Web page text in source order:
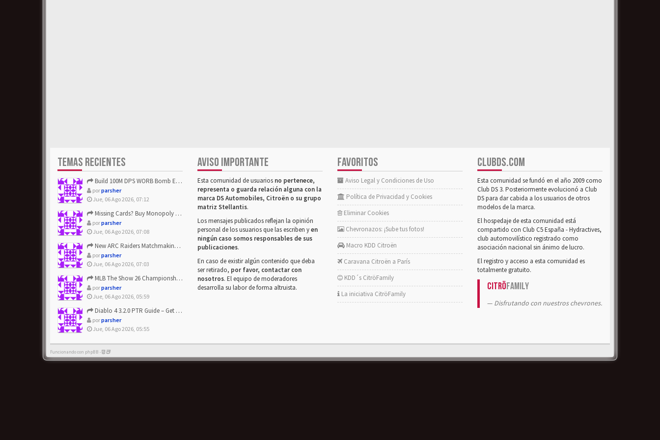
TEMAS RECIENTES
Build 100M DPS WORB Bomb Elementalist Fast - Grab POE Curren...
porparsher
Jue, 06 Ago 2026, 07:12
Missing Cards? Buy Monopoly Go Happy Harvest with Looney Tun...
porparsher
Jue, 06 Ago 2026, 07:08
New ARC Raiders Matchmaking Update: Stop Failed - Grab Bluep...
porparsher
Jue, 06 Ago 2026, 07:03
MLB The Show 26 Championship Series Update! Get Cheap & ...
porparsher
Jue, 06 Ago 2026, 05:59
Diablo 4 3.2.0 PTR Guide – Get 8% Off Items Quickly to Test ...
porparsher
Jue, 06 Ago 2026, 05:55
AVISO IMPORTANTE
Esta comunidad de usuarios no pertenece,
representa o guarda relación alguna con la
marca DS Automobiles, Citroën o su grupo
matriz Stellantis.
Los mensajes publicados reflejan la opinión
personal de los usuarios que las escriben yen
ningún caso somos responsables de sus
publicaciones.
En caso de existir algún contenido que deba
ser retirado, por favor, contactar con
nosotros. El equipo de moderadores
desarrolla su labor de forma altruista.
FAVORITOS
Aviso Legal y Condiciones de Uso
Política de Privacidad y Cookies
Eliminar Cookies
Chevronazos: ¡Sube tus fotos!
Macro KDD Citroën
Caravana Citroën a París
KDD´s CitröFamily
La iniciativa CitröFamily
CLUBDS.COM
Esta comunidad se fundó en el año 2009 como
Club DS 3. Posteriormente evolucionó a Club
DS para dar cabida a los usuarios de otros
modelos de la marca.
El hospedaje de esta comunidad está
compartido con Club C5 España - Hydractives,
club automovilístico registrado como
asociación nacional sin ánimo de lucro.
El registro y acceso a esta comunidad es
totalmente gratuito.
CitröFamily
Disfrutando con nuestros chevrones.
Funcionando con phpBB -